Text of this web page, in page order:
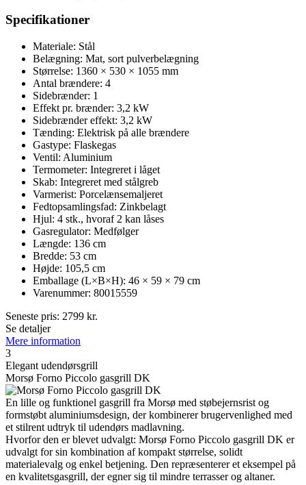
Specifikationer
Materiale: Stål
Belægning: Mat, sort pulverbelægning
Størrelse: 1360 × 530 × 1055 mm
Antal brændere: 4
Sidebrænder: 1
Effekt pr. brænder: 3,2 kW
Sidebrænder effekt: 3,2 kW
Tænding: Elektrisk på alle brændere
Gastype: Flaskegas
Ventil: Aluminium
Termometer: Integreret i låget
Skab: Integreret med stålgreb
Varmerist: Porcelænsemaljeret
Fedtopsamlingsfad: Zinkbelagt
Hjul: 4 stk., hvoraf 2 kan låses
Gasregulator: Medfølger
Længde: 136 cm
Bredde: 53 cm
Højde: 105,5 cm
Emballage (L×B×H): 46 × 59 × 79 cm
Varenummer: 80015559
Seneste pris: 2799 kr.
Se detaljer
Mere information
3
Elegant udendørsgrill
Morsø Forno Piccolo gasgrill DK
En lille og funktionel gasgrill fra Morsø med støbejernsrist og
formstøbt aluminiumsdesign, der kombinerer brugervenlighed med
et stilrent udtryk til udendørs madlavning.
Hvorfor den er blevet udvalgt: Morsø Forno Piccolo gasgrill DK er
udvalgt for sin kombination af kompakt størrelse, solidt
materialevalg og enkel betjening. Den repræsenterer et eksempel på
en kvalitetsgasgrill, der egner sig til mindre terrasser og altaner.